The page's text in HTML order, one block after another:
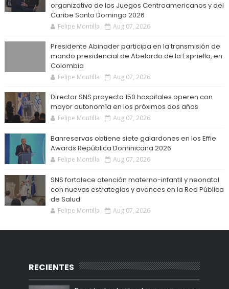
organizativo de los Juegos Centroamericanos y del
Caribe Santo Domingo 2026
Felipe Montilla Aug 07, 2026
Presidente Abinader participa en la transmisión de
mando presidencial de Abelardo de la Espriella, en
Colombia
Felipe Montilla Aug 07, 2026
Director SNS proyecta 150 hospitales operen con
mayor autonomía en los próximos dos años
Felipe Montilla Aug 07, 2026
Banreservas obtiene siete galardones en los Effie
Awards República Dominicana 2026
Felipe Montilla Aug 07, 2026
SNS fortalece atención materno-infantil y neonatal
con nuevas estrategias y avances en la Red Pública
de Salud
Felipe Montilla Aug 07, 2026
RECIENTES